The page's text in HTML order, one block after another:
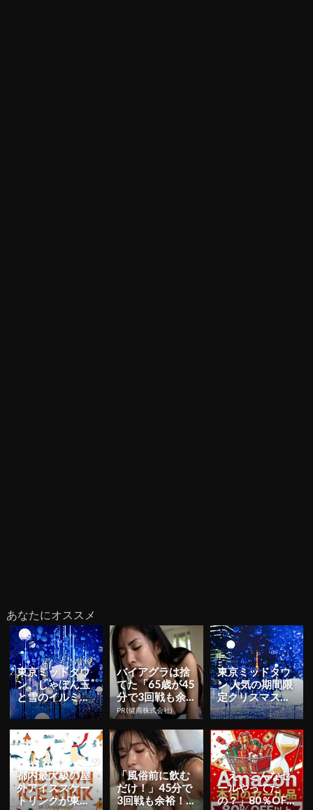
あなたにオススメ
東京ミッドタウ
ン、しゃぼん玉
と雪のイルミネ
ーションが楽し
める「MIDTOW
N C...
バイアグラは捨
てた「65歳が45
分で3回戦も余
裕」980円で朝
まで絶好調！
PR(健商株式会社)
東京ミッドタウ
ン 人気の期間限
定クリスマスイ
ベント『MIDTO
WN CHRIST...
都内最大級の屋
外アイススケー
トリンクが東京
「風俗前に飲む
だけ！」45分で
3回戦も余裕！9
「え、こんなセ
ールやってた
の？」80％OFF